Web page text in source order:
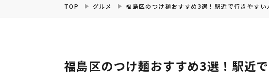
TOP グルメ 福島区のつけ麺おすすめ3選！駅近で行きやすい
福島区のつけ麺おすすめ3選！駅近